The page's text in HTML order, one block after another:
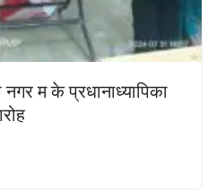
म के प्रधानाध्यापिका